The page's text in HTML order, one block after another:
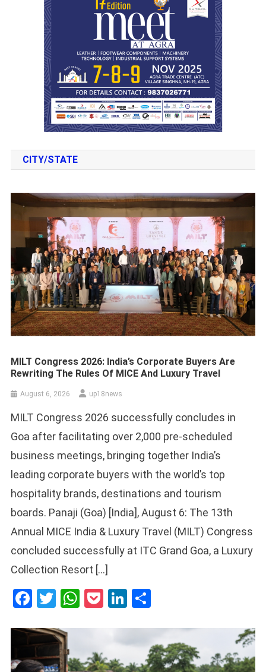
CITY/STATE
MILT Congress 2026: India’s Corporate Buyers Are
Rewriting The Rules Of MICE And Luxury Travel
August 6, 2026 up18news
MILT Congress 2026 successfully concludes in
Goa after facilitating over 2,000 pre-scheduled
business meetings, bringing together India’s
leading corporate buyers with the world’s top
hospitality brands, destinations and tourism
boards. Panaji (Goa) [India], August 6: The 13th
Annual MICE India & Luxury Travel (MILT) Congress
concluded successfully at ITC Grand Goa, a Luxury
Collection Resort […]
Facebook
Twitter
WhatsApp
PocketLinkedIn